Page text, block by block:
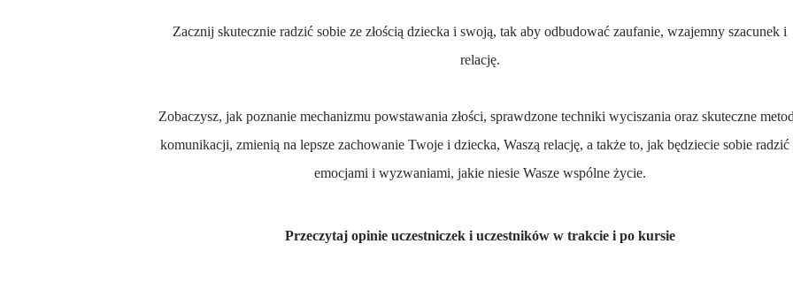
Zacznij skutecznie radzić sobie ze złością dziecka i swoją, tak aby odbudować zaufanie, wzajemny szacunek i
relację.
Zobaczysz, jak poznanie mechanizmu powstawania złości, sprawdzone techniki wyciszania oraz skuteczne metody
komunikacji, zmienią na lepsze zachowanie Twoje i dziecka, Waszą relację, a także to, jak będziecie sobie radzić
emocjami i wyzwaniami, jakie niesie Wasze wspólne życie.
Przeczytaj opinie uczestniczek i uczestników w trakcie i po kursie